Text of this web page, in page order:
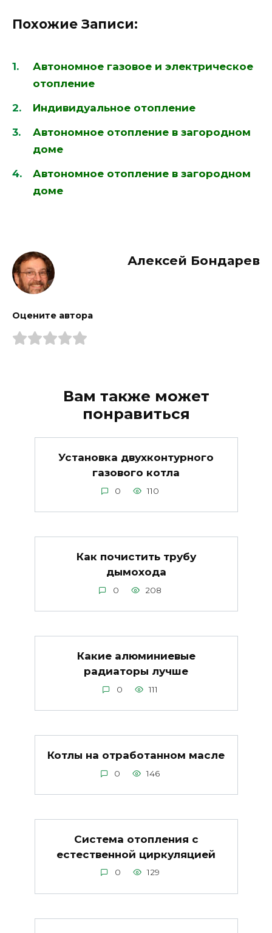
Похожие Записи:
Автономное газовое и электрическое
отопление
Индивидуальное отопление
Автономное отопление в загородном
доме
Автономное отопление в загородном
доме
Алексей Бондарев
Оцените автора
Вам также может
понравиться
Установка двухконтурного
газового котла
0 110
Как почистить трубу
дымохода
0 208
Какие алюминиевые
радиаторы лучше
0 111
Котлы на отработанном масле
0 146
Система отопления с
естественной циркуляцией
0 129